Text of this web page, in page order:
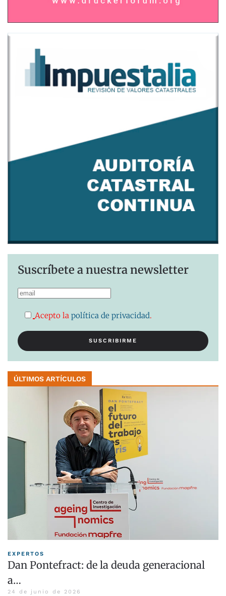
Suscríbete a nuestra newsletter
Acepto la política de privacidad.
ÚLTIMOS ARTÍCULOS
EXPERTOS
Dan Pontefract: de la deuda generacional
a…
24 de junio de 2026